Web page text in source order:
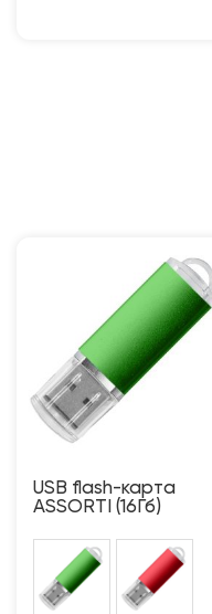
USB flash-карта
ASSORTI (16Гб)